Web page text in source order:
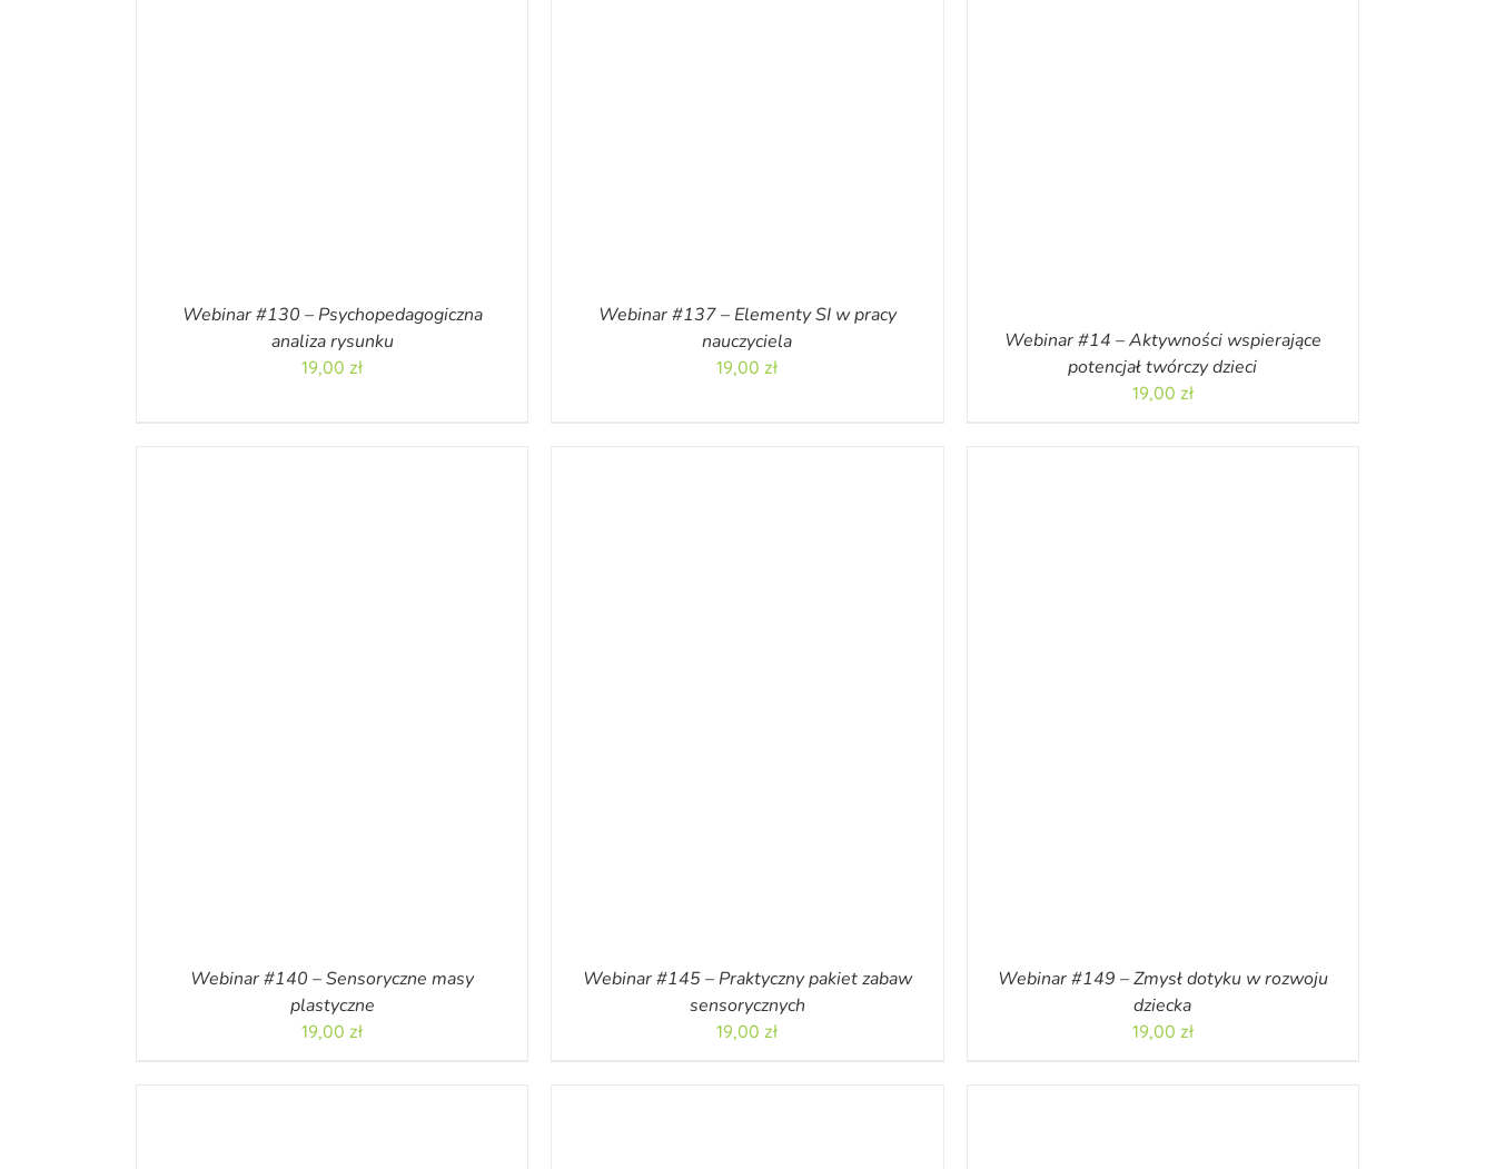
Webinar #130 – Psychopedagogiczna
analiza rysunku
19,00zł
Webinar #137 – Elementy SI w pracy
nauczyciela
19,00zł
Webinar #14 – Aktywności wspierające
potencjał twórczy dzieci
19,00 zł
Webinar #140 – Sensoryczne masy
plastyczne
19,00zł
Webinar #145 – Praktyczny pakiet zabaw
sensorycznych
19,00zł
Webinar #149 – Zmysł dotyku w rozwoju
dziecka
19,00 zł